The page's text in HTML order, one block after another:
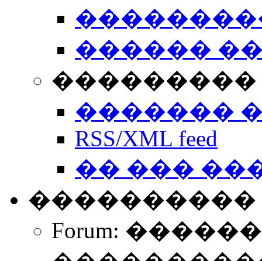
������
���������
�������
RSS/XML feed
�� ���
����������
Forum: